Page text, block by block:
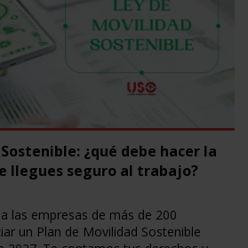
¿qué debe hacer la
llegues seguro al trabajo?
las empresas de más de 200
un Plan de Movilidad Sostenible